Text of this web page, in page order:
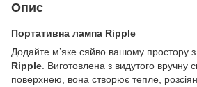
Опис
Портативна лампа Ripple
Додайте м’яке сяйво вашому простору
Ripple . Виготовлена з видутого
поверхнею, вона створює тепле,